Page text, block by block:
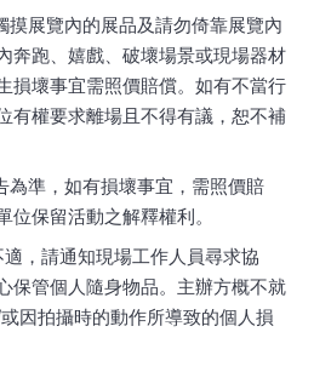
摸展覽內的展品及請勿倚靠展覽內
奔跑、嬉戲、破壞場景或現場器材
損壞事宜需照價賠償。如有不當行
有權要求離場且不得有議，恕不補
為準，如有損壞事宜，需照價賠
保留活動之解釋權利。
，請通知現場工作人員尋求協
保管個人隨身物品。主辦方概不就
因拍攝時的動作所導致的個人損